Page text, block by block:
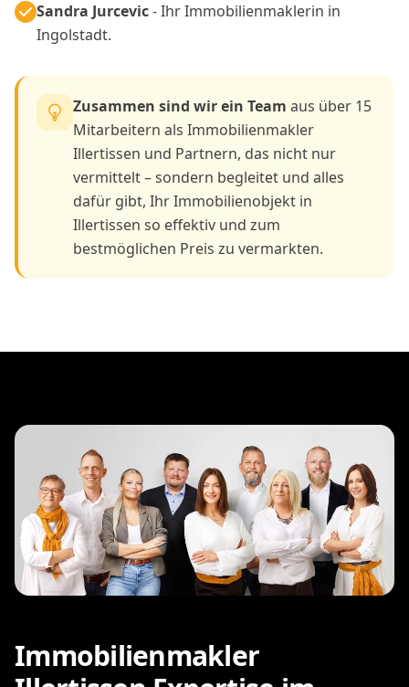
Sandra Jurcevic- Ihr Immobilienmaklerin in
Ingolstadt.
Zusammen sind wir ein Team aus über 15
Mitarbeitern als Immobilienmakler
Illertissen und Partnern, das nicht nur
vermittelt – sondern begleitet und alles
dafür gibt, Ihr Immobilienobjekt in
Illertissen so effektiv und zum
bestmöglichen Preis zu vermarkten.
Immobilienmakler